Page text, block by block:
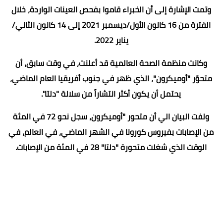
وتمت الإشارة إلى أن الخبراء قاموا بفحص العينات الواردة، خلال
الفترة من 16 كانون الأول/ديسمبر 2021 إلى 14 كانون الثاني/
يناير 2022.
وكانت منظمة الصحة العالمية قد أعلنت، في وقت سابق، أن
متحوّر "أوميكرون"، الذي ظهر في جنوب أفريقيا العام الماضي،
يحتمل أن يكون أكثر انتشاراً من سلالة "دلتا".
ولفت البيان الي أن متحور "أوميكرون، سجل نحو 72 في المئة
من الإصابات بفيروس كورونا في الشهر الماضي، في العالم، في
الوقت الذي شغلت متحورة "دلتا" 28 في المئة من الإصابات.